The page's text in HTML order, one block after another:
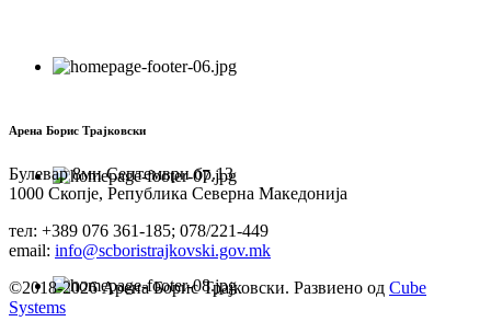
Арена Борис Трајковски
Булевар 8ми Септември бр.13
1000 Скопје, Република Северна Македонија
тел: +389 076 361-185; 078/221-449
email: info@scboristrajkovski.gov.mk
©2018-2026 Арена Борис Трајковски. Развиено од Cube
Systems